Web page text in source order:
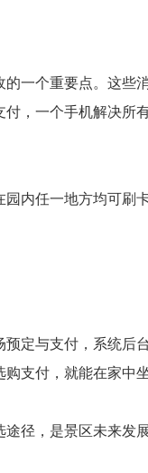
一个重要点。这
，一个手机解决所有
内任一地方均可
定与支付，系统
支付，就能在家中
径，是景区未来